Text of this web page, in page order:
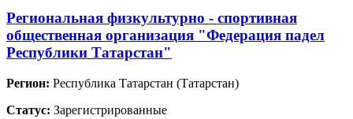
Региональная физкультурно - спортивная
общественная организация "Федерация падел
Республики Татарстан"
Регион: Республика Татарстан (Татарстан)
Статус: Зарегистрированные